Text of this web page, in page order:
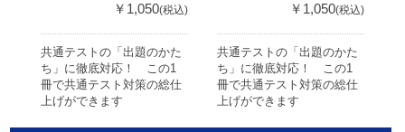
￥1,050(税込)
共通テストの「出題のかた
ち」に徹底対応！ この1
冊で共通テスト対策の総仕
上げができます
￥1,050(税込)
共通テストの「出題のかた
ち」に徹底対応！ この1
冊で共通テスト対策の総仕
上げができます